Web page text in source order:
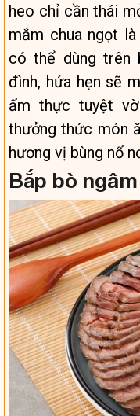
heo chỉ cần thái
mắm chua ngọt
có thể dùng trên
đình, hứa hẹn sẽ
ẩm thực tuyệt
thưởng thức món
hương vị bùng nổ
Bắp bò ngâm